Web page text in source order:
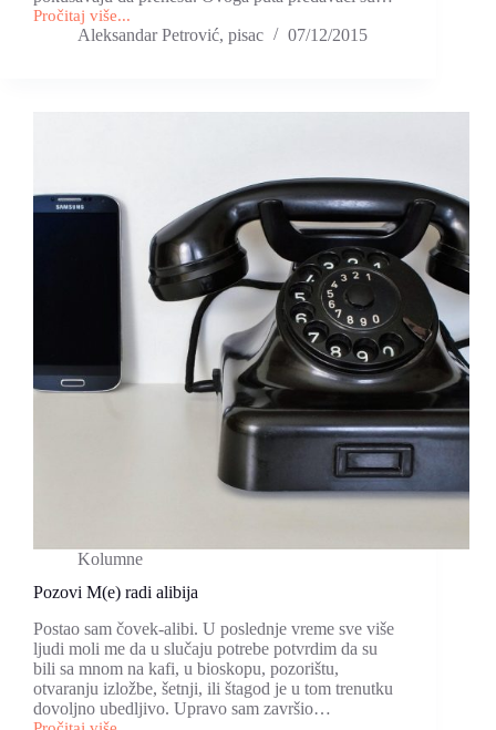
Pročitaj više...
Dva
minutaAleksandar Petrović, pisac 07/12/2015
Kolumne
Pozovi M(e) radi alibija
Postao sam čovek-alibi. U poslednje vreme sve više
ljudi moli me da u slučaju potrebe potvrdim da su
bili sa mnom na kafi, u bioskopu, pozorištu,
otvaranju izložbe, šetnji, ili štagod je u tom trenutku
dovoljno ubedljivo. Upravo sam završio…